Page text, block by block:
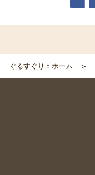
ぐるすぐり：ホーム